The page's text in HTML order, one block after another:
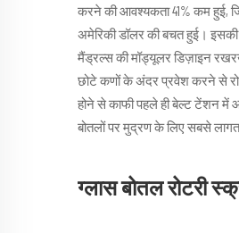
करने की आवश्यकता 41% कम हुई,
अमेरिकी डॉलर की बचत हुई।
मैंड्रल्स की मॉड्यूलर डिज़ाइन
छोटे कणों के अंदर प्रवेश करने से
होने से काफी पहले ही बेल्ट टेंशन में
बोतलों पर मुद्रण के लिए सबसे
ग्लास बोतल रोटरी